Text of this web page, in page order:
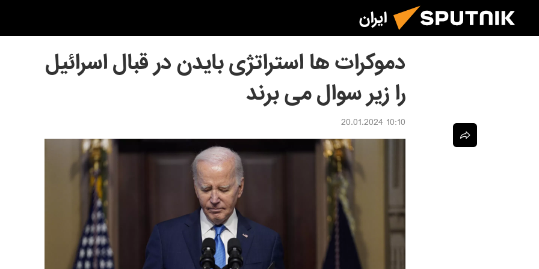
ایران
دموکرات ها استراتژی بایدن در قبال اسرائیل
را زیر سوال می برند
10:10 20.01.2024